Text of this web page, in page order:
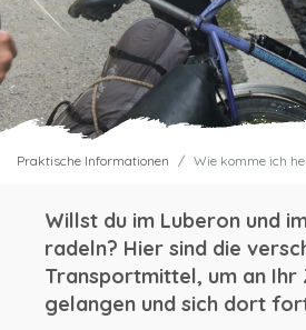
Praktische Informationen Wie komme ich
Willst du im Luberon und
radeln? Hier sind die
Transportmittel, um an Ihr
gelangen und sich dort